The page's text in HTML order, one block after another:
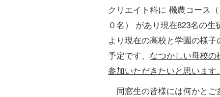
クリエイト科に 機農コース
０名） があり現在823名の
より現在の高校と学園の様
予定です、 なつかしい母校
参加いただきたいと思います
同窓生の皆様には何かとご